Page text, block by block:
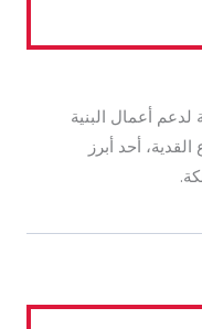
أعمال البنية
أحد أبرز